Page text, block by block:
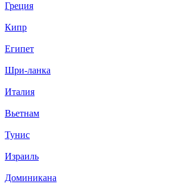
Греция
Кипр
Египет
Шри-ланка
Италия
Вьетнам
Тунис
Израиль
Доминикана